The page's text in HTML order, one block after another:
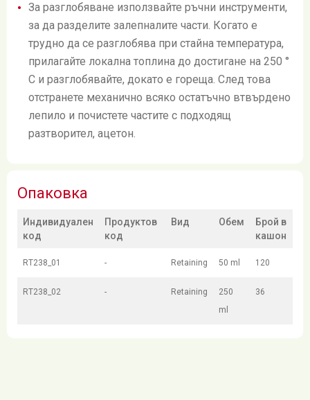
За разглобяване използвайте ръчни инструменти,
за да разделите залепналите части. Когато е
трудно да се разглобява при стайна температура,
прилагайте локална топлина до достигане на 250 °
C и разглобявайте, докато е гореща. След това
отстранете механично всяко остатъчно втвърдено
лепило и почистете частите с подходящ
разтворител, ацетон.
Опаковка
Индивидуален
код
Продуктов
код
Вид Обем
Брой в
кашон
RT238_01 - Retaining 50 ml 120
RT238_02 - Retaining
250
ml
36